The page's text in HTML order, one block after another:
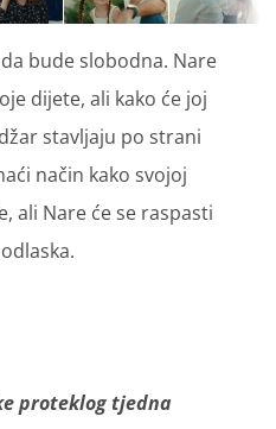
bude slobodna. Nare
dijete, ali kako će joj
stavljaju po strani
način kako svojoj
ali Nare će se raspasti
proteklog tjedna